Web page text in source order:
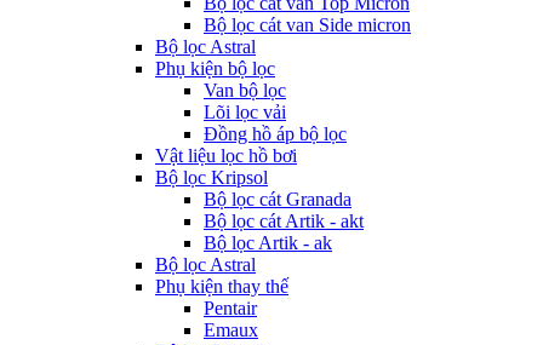
Bộ lọc cát van Side micron
Bộ lọc Astral
Phụ kiện bộ lọc
Van bộ lọc
Lõi lọc vải
Đồng hồ áp bộ lọc
Vật liệu lọc hồ bơi
Bộ lọc Kripsol
Bộ lọc cát Granada
Bộ lọc cát Artik - akt
Bộ lọc Artik - ak
Bộ lọc Astral
Phụ kiện thay thế
Pentair
Emaux